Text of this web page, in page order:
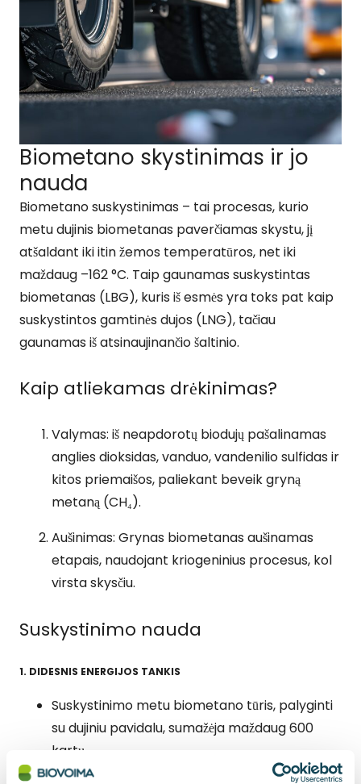
Biometano skystinimas ir jo
nauda
Biometano suskystinimas – tai procesas, kurio
metu dujinis biometanas paverčiamas skystu, jį
atšaldant iki itin žemos temperatūros, net iki
maždaug –162 °C. Taip gaunamas suskystintas
biometanas (LBG), kuris iš esmės yra toks pat kaip
suskystintos gamtinės dujos (LNG), tačiau
gaunamas iš atsinaujinančio šaltinio.
Kaip atliekamas drėkinimas?
Valymas: iš neapdorotų biodujų pašalinamas
anglies dioksidas, vanduo, vandenilio sulfidas ir
kitos priemaišos, paliekant beveik gryną
metaną (CH₄).
Aušinimas: Grynas biometanas aušinamas
etapais, naudojant kriogeninius procesus, kol
virsta skysčiu.
Suskystinimo nauda
1. DIDESNIS ENERGIJOS TANKIS
Suskystinimo metu biometano tūris, palyginti
su dujiniu pavidalu, sumažėja maždaug 600
kartų.